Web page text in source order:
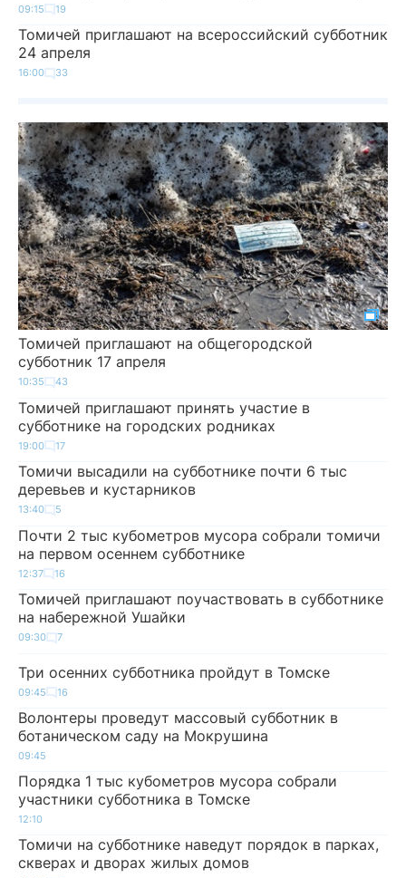
09:15 19
Томичей приглашают на всероссийский субботник
24 апреля
16:00 33
Томичей приглашают на общегородской
субботник 17 апреля
10:35 43
Томичей приглашают принять участие в
субботнике на городских родниках
19:00 17
Томичи высадили на субботнике почти 6 тыс
деревьев и кустарников
13:40 5
Почти 2 тыс кубометров мусора собрали томичи
на первом осеннем субботнике
12:37 16
Томичей приглашают поучаствовать в субботнике
на набережной Ушайки
09:30 7
Три осенних субботника пройдут в Томске
09:45 16
Волонтеры проведут массовый субботник в
ботаническом саду на Мокрушина
09:45
Порядка 1 тыс кубометров мусора собрали
участники субботника в Томске
12:10
Томичи на субботнике наведут порядок в парках,
скверах и дворах жилых домов